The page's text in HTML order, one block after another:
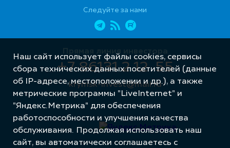
Следуйте за нами
Прямая линия инвестора
+7 86131 2 12 55
krymsk-invest@mail.ru
Наш сайт использует файлы cookies, сервисы
сбора технических данных посетителей (данные
об IP-адресе, местоположении и др.), а также
метрические программы "LiveInternet" и
"Яндекс.Метрика" для обеспечения
работоспособности и улучшения качества
обслуживания. Продолжая использовать наш
сайт, вы автоматически соглашаетесь с